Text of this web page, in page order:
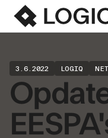
3.6.2022 LOGIQ